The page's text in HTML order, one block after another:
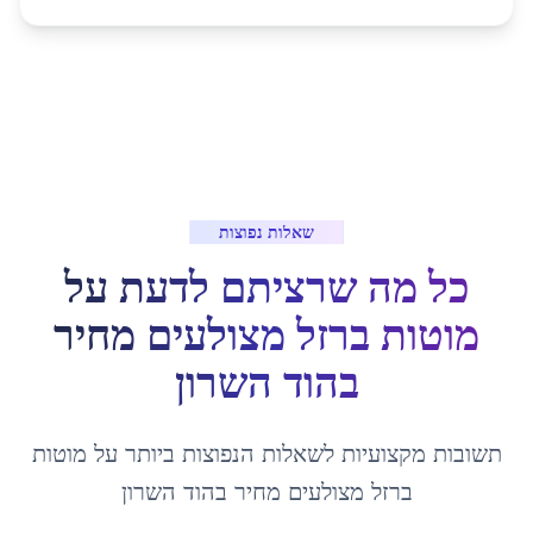
שאלות נפוצות
כל מה שרציתם לדעת על
מוטות ברזל מצולעים מחיר
בהוד השרון
תשובות מקצועיות לשאלות הנפוצות ביותר על מוטות
ברזל מצולעים מחיר בהוד השרון